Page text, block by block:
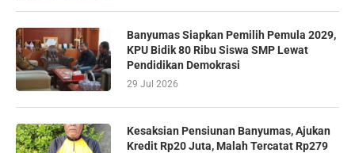
Banyumas Siapkan Pemilih Pemula 2029,
KPU Bidik 80 Ribu Siswa SMP Lewat
Pendidikan Demokrasi
29 Jul 2026
Kesaksian Pensiunan Banyumas, Ajukan
Kredit Rp20 Juta, Malah Tercatat Rp279